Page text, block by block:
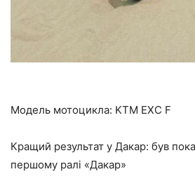
Модель мотоцикла: KTM EXC F
Кращий результат у Дакар: був
першому ралі «Дакар»